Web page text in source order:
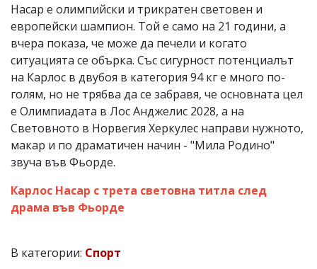
Насар е олимпийски и трикратен световен и
европейски шампион. Той е само на 21 години, а
вчера показа, че може да печели и когато
ситуацията се обърка. Със сигурност потенциалът
на Карлос в двубоя в категория 94 кг е много по-
голям, но не трябва да се забравя, че основната цел
е Олимпиадата в Лос Анджелис 2028, а на
Световното в Норвегия Херкулес направи нужното,
макар и по драматичен начин - "Мила Родино"
звуча във Фьорде.
Карлос Насар с трета световна титла след
драма във Фьорде
В категории: Спорт